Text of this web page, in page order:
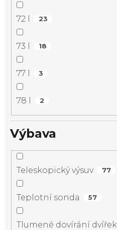
72 l 23
73 l 18
77 l 3
78 l 2
Výbava
Teleskopický výsuv 77
Teplotní sonda 57
Tlumené dovírání dvířek